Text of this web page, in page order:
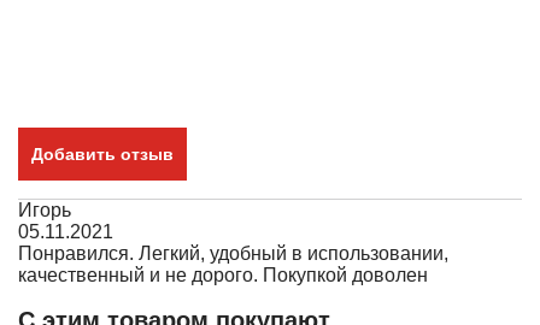
Добавить отзыв
Игорь
05.11.2021
Понравился. Легкий, удобный в использовании,
качественный и не дорого. Покупкой доволен